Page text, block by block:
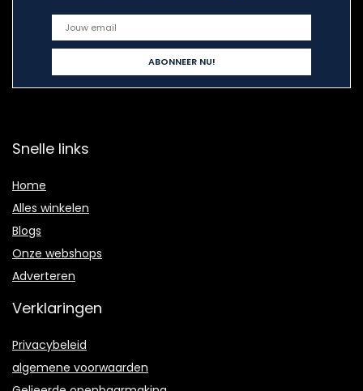
Snelle links
Home
Alles winkelen
Blogs
Onze webshops
Adverteren
Verklaringen
Privacybeleid
algemene voorwaarden